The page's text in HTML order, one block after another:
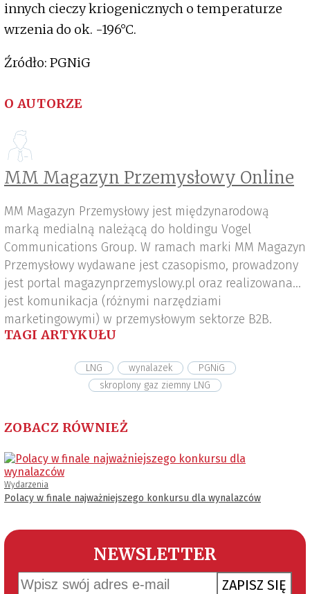
innych cieczy kriogenicznych o temperaturze
wrzenia do ok. -196°C.
Źródło: PGNiG
O AUTORZE
MM Magazyn Przemysłowy Online
MM Magazyn Przemysłowy jest międzynarodową
marką medialną należącą do holdingu Vogel
Communications Group. W ramach marki MM Magazyn
Przemysłowy wydawane jest czasopismo, prowadzony
jest portal magazynprzemyslowy.pl oraz realizowana
jest komunikacja (różnymi narzędziami
marketingowymi) w przemysłowym sektorze B2B.
TAGI ARTYKUŁU
LNG wynalazek
PGNiG
skroplony gaz ziemny LNG
ZOBACZ RÓWNIEŻ
Wydarzenia
Polacy w finale najważniejszego konkursu dla wynalazców
NEWSLETTER
ZAPISZ SIĘ